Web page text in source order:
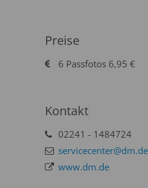
Preise
6 Passfotos 6,95 €
Kontakt
02241 - 1484724
servicecenter@dm.de
www.dm.de